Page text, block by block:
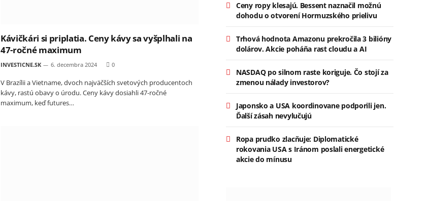
Kávičkári si priplatia. Ceny kávy sa vyšplhali na
47-ročné maximum
INVESTICNE.SK 6. decembra 2024 0
V Brazílii a Vietname, dvoch najväčších svetových producentoch
kávy, rastú obavy o úrodu. Ceny kávy dosiahli 47-ročné
maximum, keď futures…
Ceny ropy klesajú. Bessent naznačil možnú
dohodu o otvorení Hormuzského prielivu
Trhová hodnota Amazonu prekročila 3 bilióny
dolárov. Akcie poháňa rast cloudu a AI
NASDAQ po silnom raste koriguje. Čo stojí za
zmenou nálady investorov?
Japonsko a USA koordinovane podporili jen.
Ďalší zásah nevylučujú
Ropa prudko zlacňuje: Diplomatické
rokovania USA s Iránom poslali energetické
akcie do mínusu